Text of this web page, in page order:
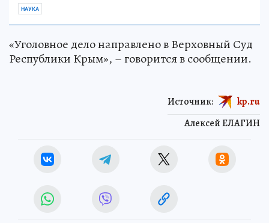
НАУКА
«Уголовное дело направлено в Верховный Суд
Республики Крым», – говорится в сообщении.
Алексей ЕЛАГИН
Источник: kp.ru